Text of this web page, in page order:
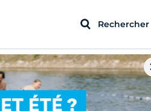
Rechercher